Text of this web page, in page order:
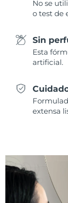
No se
o test de
Sin
Esta
artificial.
extensa
Singapur
Eslovenia
Corea del
Suiza
Taiwán